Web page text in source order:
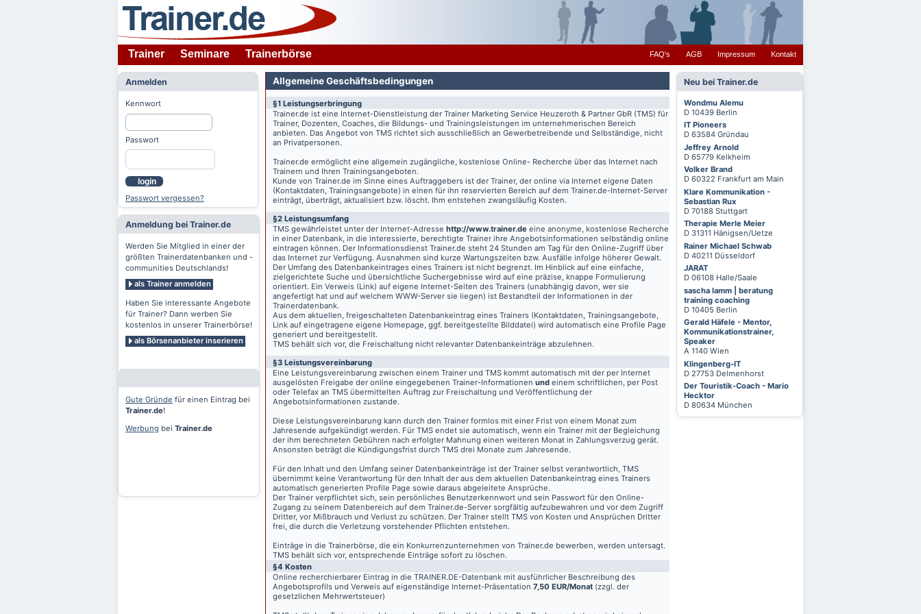
Trainer Seminare Trainerbörse FAQ's AGB Impressum Kontakt
Anmelden
Kennwort
Passwort
login
Passwort vergessen?
Anmeldung bei Trainer.de
Werden Sie Mitglied in einer der
größten Trainerdatenbanken und -
communities Deutschlands!
als Trainer anmelden
Haben Sie interessante Angebote
für Trainer? Dann werben Sie
kostenlos in unserer Trainerbörse!
als Börsenanbieter inserieren
Gute Gründe für einen Eintrag bei
Trainer.de!
Werbung bei Trainer.de
Neu bei Trainer.de
Wondmu Alemu
D 10439 Berlin
IT Pioneers
D 63584 Gründau
Jeffrey Arnold
D 65779 Kelkheim
Volker Brand
D 60322 Frankfurt am Main
Klare Kommunikation -
Sebastian Rux
D 70188 Stuttgart
Therapie Merle Meier
D 31311 Hänigsen/Uetze
Rainer Michael Schwab
D 40211 Düsseldorf
JARAT
D 06108 Halle/Saale
sascha lamm | beratung
training coaching
D 10405 Berlin
Gerald Häfele - Mentor,
Kommunikationstrainer,
Speaker
A 1140 Wien
Klingenberg-IT
D 27753 Delmenhorst
Der Touristik-Coach - Mario
Hecktor
D 80634 München
Allgemeine Geschäftsbedingungen
§1 Leistungserbringung
Trainer.de ist eine Internet-Dienstleistung der Trainer Marketing Service Heuzeroth & Partner GbR (TMS) für
Trainer, Dozenten, Coaches, die Bildungs- und Trainingsleistungen im unternehmerischen Bereich
anbieten. Das Angebot von TMS richtet sich ausschließlich an Gewerbetreibende und Selbständige, nicht
an Privatpersonen.
Trainer.de ermöglicht eine allgemein zugängliche, kostenlose Online- Recherche über das Internet nach
Trainern und Ihren Trainingsangeboten.
Kunde von Trainer.de im Sinne eines Auftraggebers ist der Trainer, der online via Internet eigene Daten
(Kontaktdaten, Trainingsangebote) in einen für ihn reservierten Bereich auf dem Trainer.de-Internet-Server
einträgt, überträgt, aktualisiert bzw. löscht. Ihm entstehen zwangsläufig Kosten.
§2 Leistungsumfang
TMS gewährleistet unter der Internet-Adresse http://www.trainer.de eine anonyme, kostenlose Recherche
in einer Datenbank, in die interessierte, berechtigte Trainer ihre Angebotsinformationen selbständig online
eintragen können. Der Informationsdienst Trainer.de steht 24 Stunden am Tag für den Online-Zugriff über
das Internet zur Verfügung. Ausnahmen sind kurze Wartungszeiten bzw. Ausfälle infolge höherer Gewalt.
Der Umfang des Datenbankeintrages eines Trainers ist nicht begrenzt. Im Hinblick auf eine einfache,
zielgerichtete Suche und übersichtliche Suchergebnisse wird auf eine präzise, knappe Formulierung
orientiert. Ein Verweis (Link) auf eigene Internet-Seiten des Trainers (unabhängig davon, wer sie
angefertigt hat und auf welchem WWW-Server sie liegen) ist Bestandteil der Informationen in der
Trainerdatenbank.
Aus dem aktuellen, freigeschalteten Datenbankeintrag eines Trainers (Kontaktdaten, Trainingsangebote,
Link auf eingetragene eigene Homepage, ggf. bereitgestellte Bilddatei) wird automatisch eine Profile Page
generiert und bereitgestellt.
TMS behält sich vor, die Freischaltung nicht relevanter Datenbankeinträge abzulehnen.
§3 Leistungsvereinbarung
Eine Leistungsvereinbarung zwischen einem Trainer und TMS kommt automatisch mit der per Internet
ausgelösten Freigabe der online eingegebenen Trainer-Informationen und einem schriftlichen, per Post
oder Telefax an TMS übermittelten Auftrag zur Freischaltung und Veröffentlichung der
Angebotsinformationen zustande.
Diese Leistungsvereinbarung kann durch den Trainer formlos mit einer Frist von einem Monat zum
Jahresende aufgekündigt werden. Für TMS endet sie automatisch, wenn ein Trainer mit der Begleichung
der ihm berechneten Gebühren nach erfolgter Mahnung einen weiteren Monat in Zahlungsverzug gerät.
Ansonsten beträgt die Kündigungsfrist durch TMS drei Monate zum Jahresende.
Für den Inhalt und den Umfang seiner Datenbankeinträge ist der Trainer selbst verantwortlich, TMS
übernimmt keine Verantwortung für den Inhalt der aus dem aktuellen Datenbankeintrag eines Trainers
automatisch generierten Profile Page sowie daraus abgeleitete Ansprüche.
Der Trainer verpflichtet sich, sein persönliches Benutzerkennwort und sein Passwort für den Online-
Zugang zu seinem Datenbereich auf dem Trainer.de-Server sorgfältig aufzubewahren und vor dem Zugriff
Dritter, vor Mißbrauch und Verlust zu schützen. Der Trainer stellt TMS von Kosten und Ansprüchen Dritter
frei, die durch die Verletzung vorstehender Pflichten entstehen.
Einträge in die Trainerbörse, die ein Konkurrenzunternehmen von Trainer.de bewerben, werden untersagt.
TMS behält sich vor, entsprechende Einträge sofort zu löschen.
§4 Kosten
Online recherchierbarer Eintrag in die TRAINER.DE-Datenbank mit ausführlicher Beschreibung des
Angebotsprofils und Verweis auf eigenständige Internet-Präsentation 7,50 EUR/Monat (zzgl. der
gesetzlichen Mehrwertsteuer)